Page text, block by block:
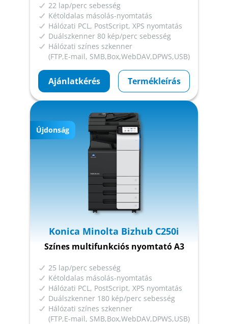
22 lap/perc sebesség
Kétoldalas másolás-nyomtatás
Hálózati PCL, PostScript, XPS nyomtatás
Duálszkenner 80 kép/perc sebesség
Hálózati színes szkenner
(FTP,E-mail, SMB,Box,WebDAV,DPWS,USB)
Ajánlatkérés Termékleírás
Újdonság
Konica Minolta Bizhub C250i
Színes multifunkciós nyomtató A3
25 lap/perc sebesség
Kétoldalas másolás-nyomtatás
Hálózati PCL, PostScript, XPS nyomtatás
Duálszkenner 180 kép/perc sebesség
Hálózati színes szkenner
(FTP,E-mail, SMB,Box,WebDAV,DPWS,USB)